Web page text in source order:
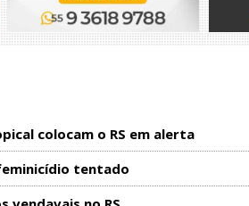
colocam o RS em alerta
tentado